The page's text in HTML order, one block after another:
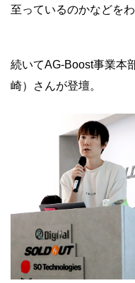
至っているのかなどを
続いてAG-Boost事業本
崎）さんが登壇。